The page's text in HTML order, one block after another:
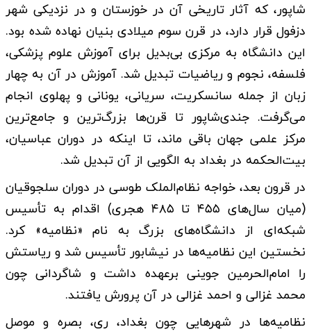
شاپور، که آثار تاریخی آن در خوزستان و در نزدیکی شهر
دزفول قرار دارد، در قرن سوم میلادی بنیان نهاده شده بود.
این دانشگاه به مرکزی بی‌بدیل برای آموزش علوم پزشکی،
فلسفه، نجوم و ریاضیات تبدیل شد. آموزش در آن به چهار
زبان از جمله سانسکریت، سریانی، یونانی و پهلوی انجام
می‌گرفت. جندی‌شاپور تا قرن‌ها بزرگ‌ترین و جامع‌ترین
مرکز علمی جهان باقی ماند، تا اینکه در دوران عباسیان،
بیت‌الحکمه در بغداد به الگویی از آن تبدیل شد.
در قرون بعد، خواجه نظام‌الملک طوسی در دوران سلجوقیان
(میان سال‌های ۴۵۵ تا ۴۸۵ هجری) اقدام به تأسیس
شبکه‌ای از دانشگاه‌های بزرگ به نام «نظامیه‌» کرد.
نخستین این نظامیه‌ها در نیشابور تأسیس شد و ریاستش
را امام‌الحرمین جوینی برعهده داشت و شاگردانی چون
محمد غزالی و احمد غزالی در آن پرورش یافتند.
نظامیه‌ها در شهرهایی چون بغداد، ری، بصره و موصل